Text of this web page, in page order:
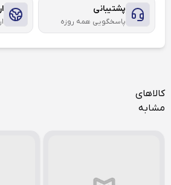
پشتیبانی
پاسخگویی همه روزه
کالاهای
مشابه